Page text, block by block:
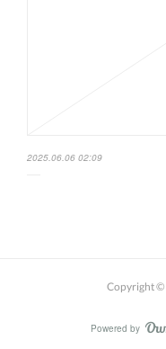
2025.06.06 02:09
Copyright ©
Powered by